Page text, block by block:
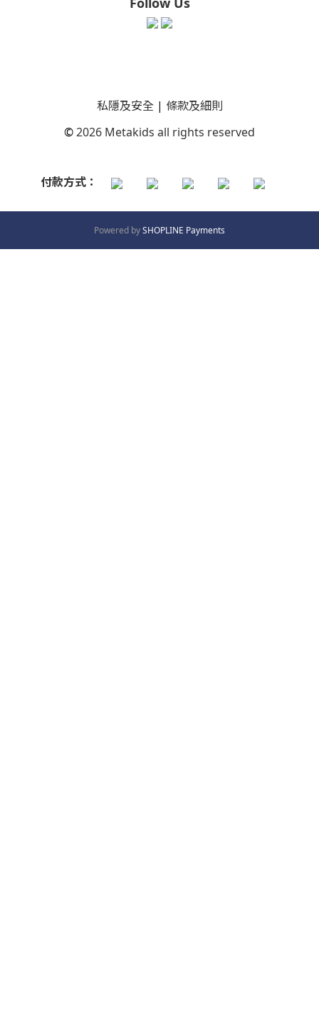
私隱及安全 | 條款及細則
©2026 Metakids all rights reserved
付款方式：
Powered bySHOPLINE Payments